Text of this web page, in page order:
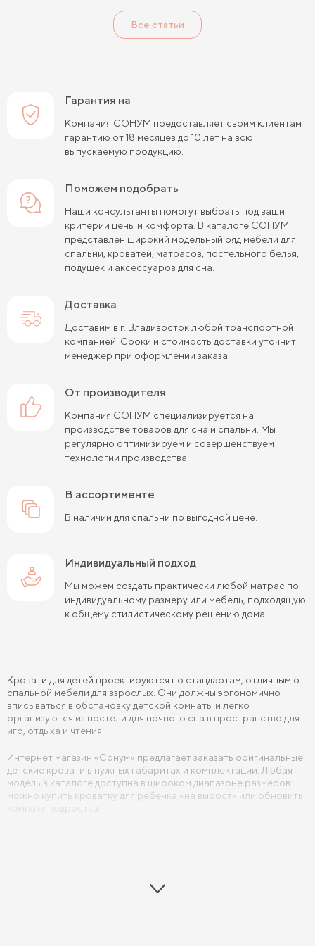
Детские кровати 120 см шириной
Детские кровати 180 см длиной
Детские кровати 190 см длиной
Детские кровати 80 на 180 см
Детские кровати 80 на 200 см
Детские кровати 90 на 200 см
Все статьи
Гарантия на
Компания СОНУМ предоставляет своим клиентам
гарантию от 18 месяцев до 10 лет на всю
выпускаемую продукцию.
Поможем подобрать
Наши консультанты помогут выбрать под ваши
критерии цены и комфорта. В каталоге СОНУМ
представлен широкий модельный ряд мебели для
спальни, кроватей, матрасов, постельного белья,
подушек и аксессуаров для сна.
Доставка
Доставим в г. Владивосток любой транспортной
компанией. Сроки и стоимость доставки уточнит
менеджер при оформлении заказа.
от производителя
Компания СОНУМ специализируется на
производстве товаров для сна и спальни. Мы
регулярно оптимизируем и совершенствуем
технологии производства.
в ассортименте
В наличии для спальни по выгодной цене.
Индивидуальный подход
Мы можем создать практически любой матрас по
индивидуальному размеру или мебель, подходящую
к общему стилистическому решению дома.
Кровати для детей проектируются по стандартам, отличным от
спальной мебели для взрослых. Они должны эргономично
вписываться в обстановку детской комнаты и легко
организуются из постели для ночного сна в пространство для
игр, отдыха и чтения.
Интернет магазин «Сонум» предлагает заказать оригинальные
детские кровати в нужных габаритах и комплектации. Любая
модель в каталоге доступна в широком диапазоне размеров:
можно купить кроватку для ребенка «на вырост» или обновить
комнату подростка.
кушетку, то кровать будет повседневным «островом» для